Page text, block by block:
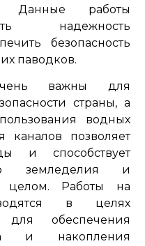
Данные работы
надежность
безопасность
паводков.
важны для
страны, а
водных
каналов позволяет
и способствует
земледелия и
целом. Работы на
в целях
для обеспечения
и накопления